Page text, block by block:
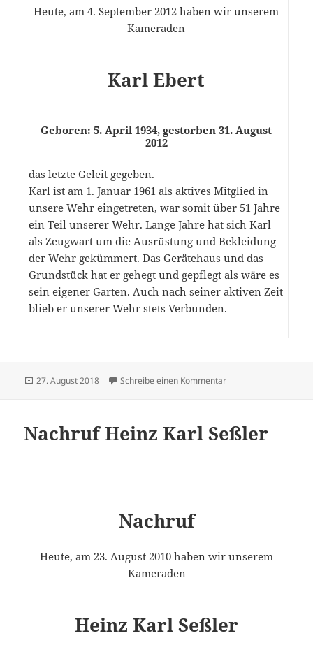
Heute, am 4. September 2012 haben wir unserem
Kameraden
Karl Ebert
Geboren: 5. April 1934, gestorben 31. August
2012
das letzte Geleit gegeben.
Karl ist am 1. Januar 1961 als aktives Mitglied in
unsere Wehr eingetreten, war somit über 51 Jahre
ein Teil unserer Wehr. Lange Jahre hat sich Karl
als Zeugwart um die Ausrüstung und Bekleidung
der Wehr gekümmert. Das Gerätehaus und das
Grundstück hat er gehegt und gepflegt als wäre es
sein eigener Garten. Auch nach seiner aktiven Zeit
blieb er unserer Wehr stets Verbunden.
Veröffentlicht
27. August 2018 Schreibe einen Kommentarzu Nachruf Karl Ebert
Nachruf Heinz Karl Seßler
Nachruf
Heute, am 23. August 2010 haben wir unserem
Kameraden
Heinz Karl Seßler